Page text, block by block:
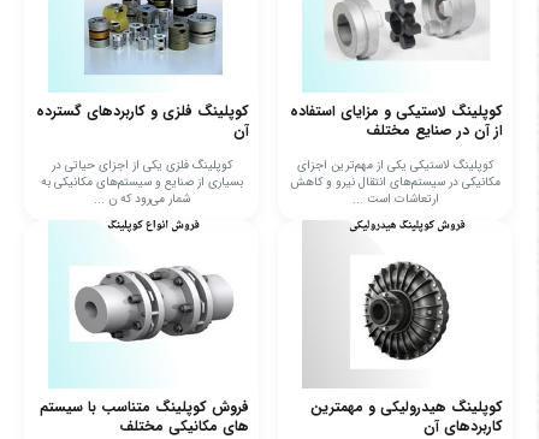
کوپلینگ لاستیکی و مزایای استفاده
از آن در صنایع مختلف
کوپلینگ لاستیکی یکی از مهم‌ترین اجزای
مکانیکی در سیستم‌های انتقال نیرو و کاهش
ارتعاشات است ...
کوپلینگ فلزی و کاربردهای گسترده
آن
کوپلینگ فلزی یکی از اجزای حیاتی در
بسیاری از صنایع و سیستم‌های مکانیکی به
شمار می‌رود که ن ...
کوپلینگ هیدرولیکی و مهمترین
کاربردهای آن
فروش کوپلینگ متناسب با سیستم‌
های مکانیکی مختلف